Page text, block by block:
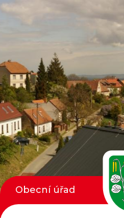
Obecní úřad